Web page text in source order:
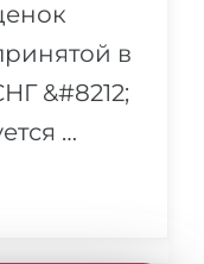
в
&#8212;
…